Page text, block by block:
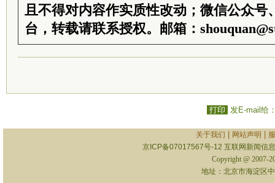
且不得对内容作实质性改动；微信公众号
台，转载请联系授权。邮箱：
打印 发E-mail给
关于我们 网站声明
京ICP备07017567号-12 互联网新闻信
Copyright @ 2007-
地址：北京市海淀区